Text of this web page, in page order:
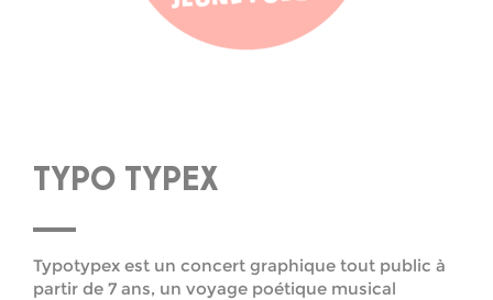
TYPO TYPEX
Typotypex est un concert graphique tout public à
partir de 7 ans, un voyage poétique musical